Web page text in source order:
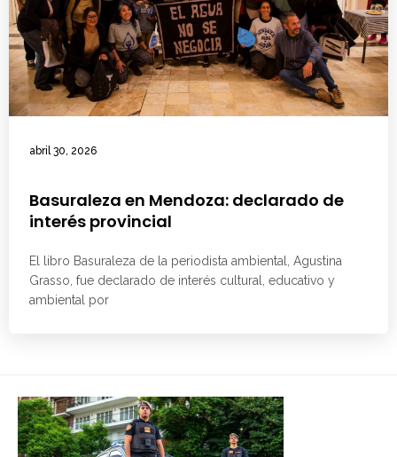
abril 30, 2026
Basuraleza en Mendoza: declarado de
interés provincial
El libro Basuraleza de la periodista ambiental, Agustina
Grasso, fue declarado de interés cultural, educativo y
ambiental por